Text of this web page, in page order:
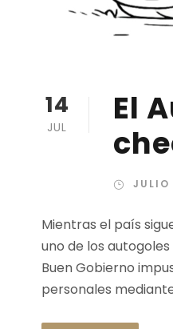
14
JUL
El
JULIO
Mientras el país
uno de los
Buen Gobierno
personales